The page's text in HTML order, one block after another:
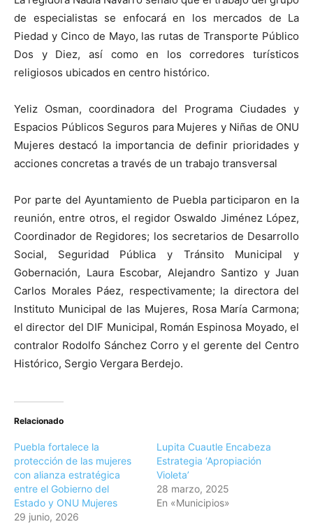
de especialistas se enfocará en los mercados de La
Piedad y Cinco de Mayo, las rutas de Transporte Público
Dos y Diez, así como en los corredores turísticos
religiosos ubicados en centro histórico.
Yeliz Osman, coordinadora del Programa Ciudades y
Espacios Públicos Seguros para Mujeres y Niñas de ONU
Mujeres destacó la importancia de definir prioridades y
acciones concretas a través de un trabajo transversal
Por parte del Ayuntamiento de Puebla participaron en la
reunión, entre otros, el regidor Oswaldo Jiménez López,
Coordinador de Regidores; los secretarios de Desarrollo
Social, Seguridad Pública y Tránsito Municipal y
Gobernación, Laura Escobar, Alejandro Santizo y Juan
Carlos Morales Páez, respectivamente; la directora del
Instituto Municipal de las Mujeres, Rosa María Carmona;
el director del DIF Municipal, Román Espinosa Moyado, el
contralor Rodolfo Sánchez Corro y el gerente del Centro
Histórico, Sergio Vergara Berdejo.
Relacionado
Puebla fortalece la
protección de las mujeres
con alianza estratégica
entre el Gobierno del
Estado y ONU Mujeres
29 junio, 2026
Lupita Cuautle Encabeza
Estrategia ‘Apropiación
Violeta’
28 marzo, 2025
En «Municipios»